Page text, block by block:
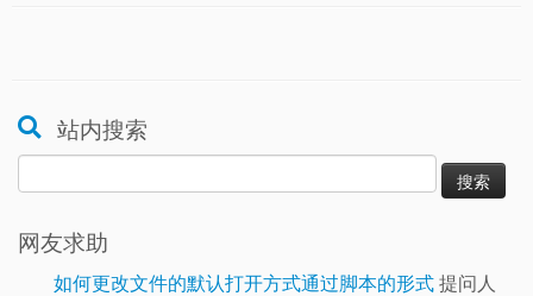
站内搜索
索：
网友求助
如何更改文件的默认打开方式通过脚本的形式提问人